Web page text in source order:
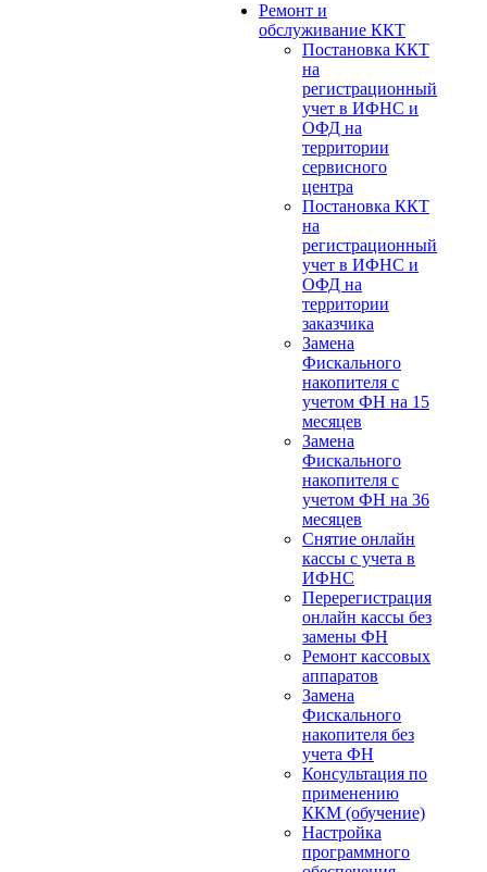
Ремонт и
обслуживание ККТ
Постановка ККТ
на
регистрационный
учет в ИФНС и
ОФД на
территории
сервисного
центра
Постановка ККТ
на
регистрационный
учет в ИФНС и
ОФД на
территории
заказчика
Замена
Фискального
накопителя с
учетом ФН на 15
месяцев
Замена
Фискального
накопителя с
учетом ФН на 36
месяцев
Снятие онлайн
кассы с учета в
ИФНС
Перерегистрация
онлайн кассы без
замены ФН
Ремонт кассовых
аппаратов
Замена
Фискального
накопителя без
учета ФН
Консультация по
применению
ККМ (обучение)
Настройка
программного